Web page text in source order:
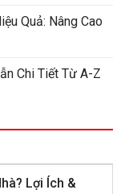
Quả: Nâng Cao
Chi Tiết Từ A-Z
Lợi Ích &